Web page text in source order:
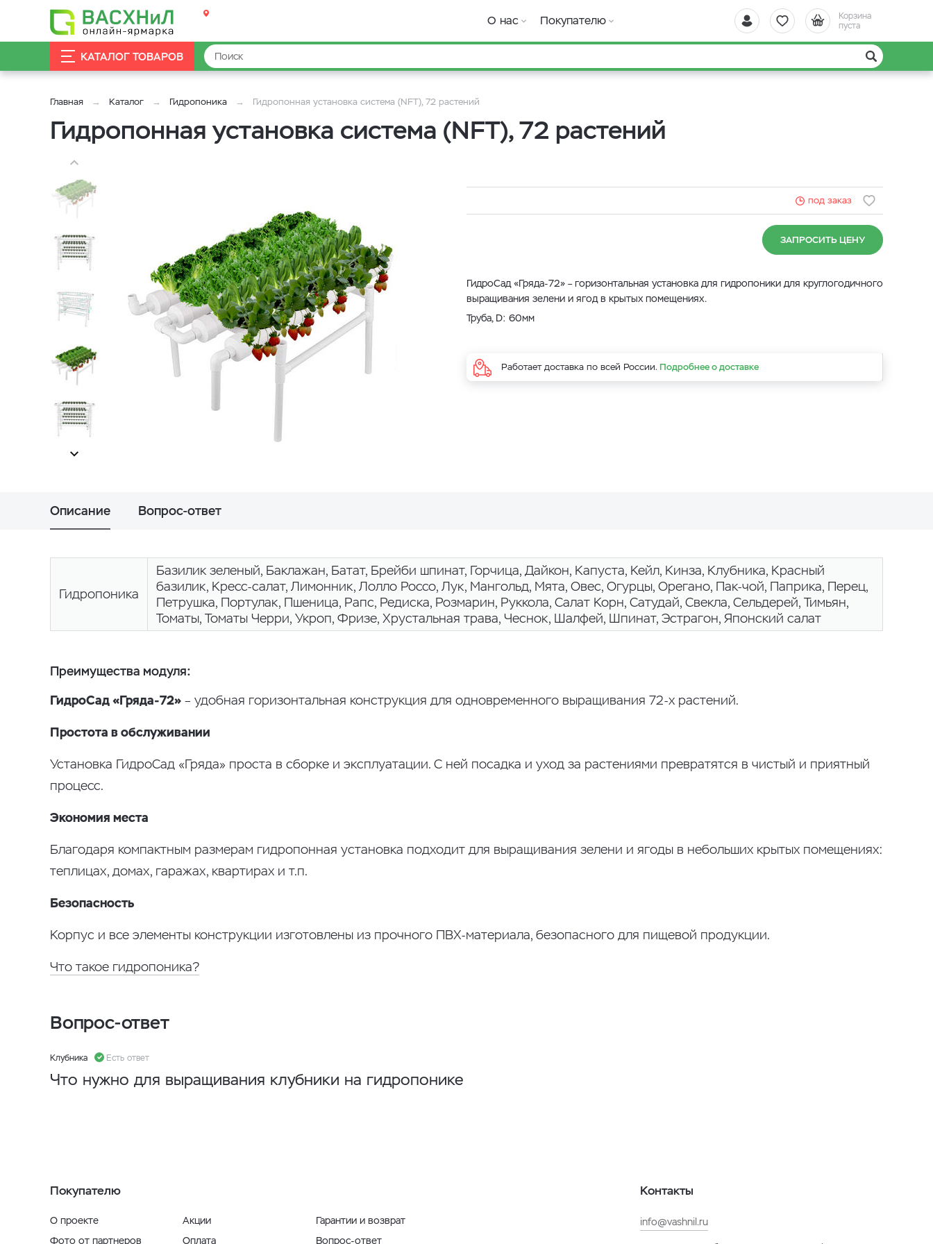
Корзина
пуста
О нас Покупателю
КАТАЛОГ ТОВАРОВ
Главная Каталог Гидропоника Гидропонная установка система (NFT), 72 растений
Гидропонная установка система (NFT), 72 растений
под заказ
ЗАПРОСИТЬ ЦЕНУ
ГидроСад «Гряда-72» – горизонтальная установка для гидропоники для круглогодичного
выращивания зелени и ягод в крытых помещениях.
Труба, D: 60мм
Работает доставка по всей России. Подробнее о доставке
Описание Вопрос-ответ
Гидропоника
Базилик зеленый, Баклажан, Батат, Брейби шпинат, Горчица, Дайкон, Капуста, Кейл, Кинза, Клубника, Красный
базилик, Кресс-салат, Лимонник, Лолло Россо, Лук, Мангольд, Мята, Овес, Огурцы, Орегано, Пак-чой, Паприка, Перец,
Петрушка, Портулак, Пшеница, Рапс, Редиска, Розмарин, Руккола, Салат Корн, Сатудай, Свекла, Сельдерей, Тимьян,
Томаты, Томаты Черри, Укроп, Фризе, Хрустальная трава, Чеснок, Шалфей, Шпинат, Эстрагон, Японский салат
Преимущества модуля:
ГидроСад «Гряда-72» – удобная горизонтальная конструкция для одновременного выращивания 72-х растений.
Простота в обслуживании
Установка ГидроСад «Гряда» проста в сборке и эксплуатации. С ней посадка и уход за растениями превратятся в чистый и приятный
процесс.
Экономия места
Благодаря компактным размерам гидропонная установка подходит для выращивания зелени и ягоды в небольших крытых помещениях:
теплицах, домах, гаражах, квартирах и т.п.
Безопасность
Корпус и все элементы конструкции изготовлены из прочного ПВХ-материала, безопасного для пищевой продукции.
Что такое гидропоника?
Вопрос-ответ
Клубника Есть ответ
Что нужно для выращивания клубники на гидропонике
Покупателю
О проекте
Фото от партнеров
Акции
Оплата
Гарантии и возврат
Вопрос-ответ
Контакты
info@vashnil.ru